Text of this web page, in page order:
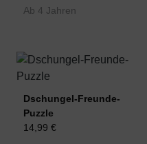
Ab 4 Jahren
Dschungel-Freunde-
Puzzle
14,99 €